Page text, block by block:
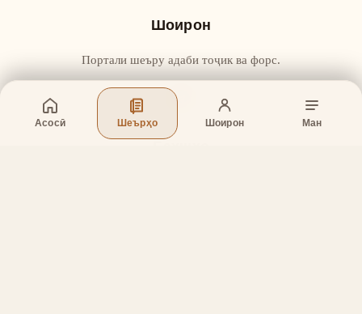
Асосӣ Шеърҳо Шоирон Ман
Шоирон
Портали шеъру адаби тоҷик ва форс.